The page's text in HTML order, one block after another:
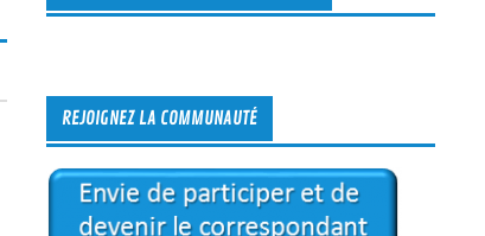
REJOIGNEZ LA COMMUNAUTÉ